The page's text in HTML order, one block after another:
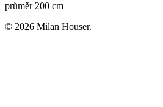
průměr 200 cm
© 2026 Milan Houser.